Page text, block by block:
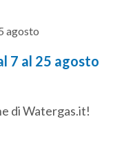
7 al 25 agosto
di Watergas.it!